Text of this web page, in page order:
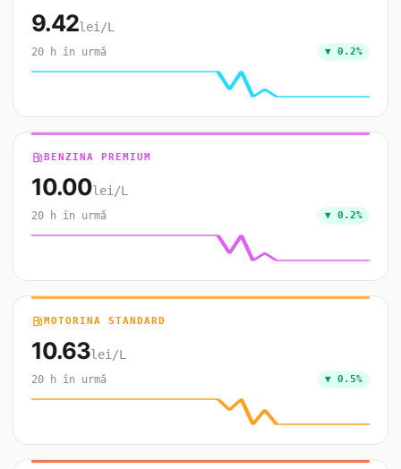
9.42lei/L
20 h în urmă ▼ 0.2%
local_gas_stationBENZINA PREMIUM
10.00lei/L
20 h în urmă ▼ 0.2%
local_gas_stationMOTORINA STANDARD
10.63lei/L
20 h în urmă ▼ 0.5%